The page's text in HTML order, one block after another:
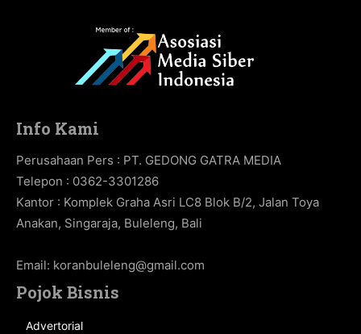
Info Kami
Perusahaan Pers : PT. GEDONG GATRA MEDIA
Telepon : 0362-3301286
Kantor : Komplek Graha Asri LC8 Blok B/2, Jalan Toya
Anakan, Singaraja, Buleleng, Bali
Email: koranbuleleng@gmail.com
Pojok Bisnis
Advertorial